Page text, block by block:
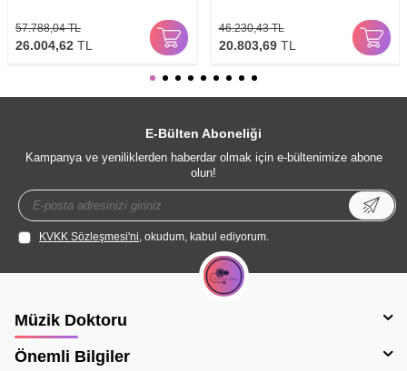
57.788,04TL
26.004,62 TL
46.230,43TL
20.803,69TL
E-Bülten Aboneliği
Kampanya ve yeniliklerden haberdar olmak için e-bültenimize abone
olun!
KVKK Sözleşmesi'ni, okudum, kabul ediyorum.
Müzik Doktoru
Önemli Bilgiler